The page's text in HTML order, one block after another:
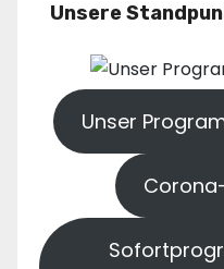
Unsere
Unser